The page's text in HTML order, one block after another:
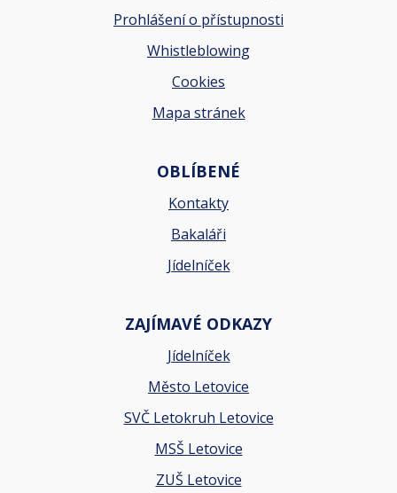
Prohlášení o přístupnosti
Whistleblowing
Cookies
Mapa stránek
OBLÍBENÉ
Kontakty
Bakaláři
Jídelníček
ZAJÍMAVÉ ODKAZY
Jídelníček
Město Letovice
SVČ Letokruh Letovice
MSŠ Letovice
ZUŠ Letovice